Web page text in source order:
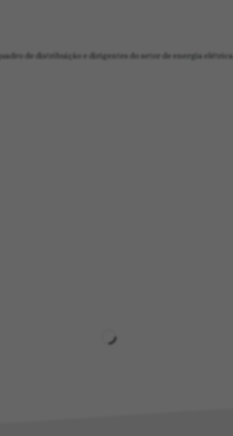
de distribuição e dirigentes do setor de energia elétrica.